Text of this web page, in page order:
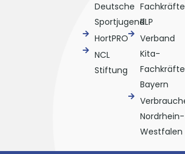
Deutsche
Sportjugend
HortPRO
NCL
Stiftung
Fachkräfte
RLP
Verband
Kita-
Fachkräfte
Bayern
Nordrhein-
Westfalen